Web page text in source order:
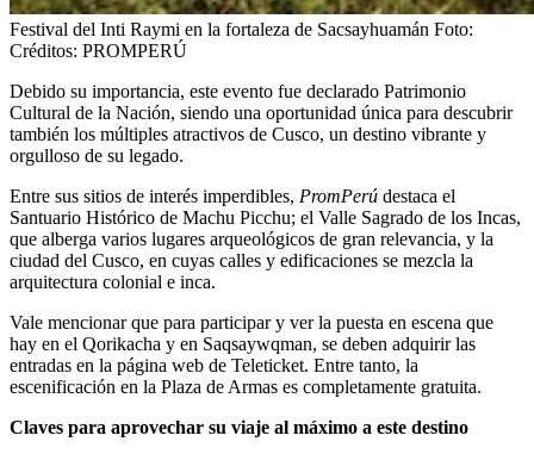
Festival del Inti Raymi en la fortaleza de Sacsayhuamán Foto:
Créditos: PROMPERÚ
Debido su importancia, este evento fue declarado Patrimonio
Cultural de la Nación, siendo una oportunidad única para descubrir
también los múltiples atractivos de Cusco, un destino vibrante y
orgulloso de su legado.
Entre sus sitios de interés imperdibles, PromPerú destaca el
Santuario Histórico de Machu Picchu; el Valle Sagrado de los Incas,
que alberga varios lugares arqueológicos de gran relevancia, y la
ciudad del Cusco, en cuyas calles y edificaciones se mezcla la
arquitectura colonial e inca.
Vale mencionar que para participar y ver la puesta en escena que
hay en el Qorikacha y en Saqsaywqman, se deben adquirir las
entradas en la página web de Teleticket. Entre tanto, la
escenificación en la Plaza de Armas es completamente gratuita.
Claves para aprovechar su viaje al máximo a este destino